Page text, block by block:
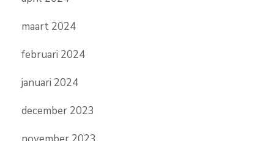
maart 2024
februari 2024
januari 2024
december 2023